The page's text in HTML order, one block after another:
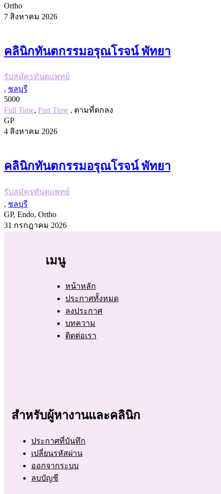
Ortho
7 สิงหาคม 2026
คลินิกทันตกรรมอรุณโรจน์ พัทยา
รับสมัครทันตแพทย์
, ชลบุรี
5000
Full Time, Part Time , ตามที่ตกลง
GP
4 สิงหาคม 2026
คลินิกทันตกรรมอรุณโรจน์ พัทยา
รับสมัครทันตแพทย์
, ชลบุรี
GP, Endo, Ortho
31 กรกฎาคม 2026
เมนู
หน้าหลัก
ประกาศทั้งหมด
ลงประกาศ
บทความ
ติดต่อเรา
สำหรับผู้หางานและคลินิก
ประกาศที่บันทึก
เปลี่ยนรหัสผ่าน
ออกจากระบบ
ลบบัญชี